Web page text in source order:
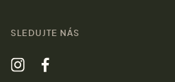
SLEDUJTE NÁS